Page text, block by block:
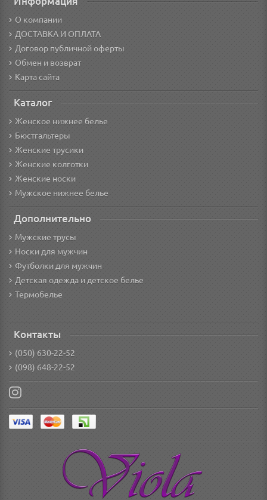
О компании
ДОСТАВКА И ОПЛАТА
Договор публичной оферты
Обмен и возврат
Карта сайта
Каталог
Женское нижнее белье
Бюстгальтеры
Женские трусики
Женские колготки
Женские носки
Мужское нижнее белье
Дополнительно
Мужские трусы
Носки для мужчин
Футболки для мужчин
Детская одежда и детское белье
Термобелье
Контакты
(050) 630-22-52
(098) 648-22-52